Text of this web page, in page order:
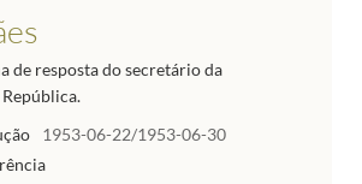
de resposta do secretário da
1953-06-22/1953-06-30